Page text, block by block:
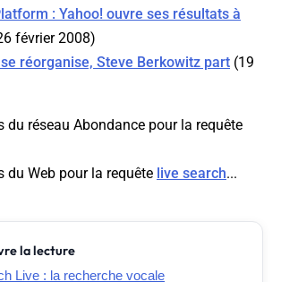
: Yahoo! ouvre ses résultats à
février 2008)
réorganise, Steve Berkowitz part (19
du réseau Abondance pour la requête
du Web pour la requête live search...
la lecture
Live : la recherche vocale